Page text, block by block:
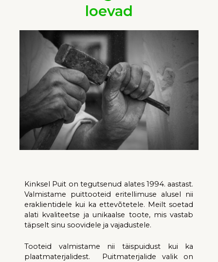
loevad
Kinksel Puit on tegutsenud alates 1994. aastast.
Valmistame puittooteid eritellimuse alusel
nii
eraklientidele kui ka ettevõtetele. Meilt soetad
alati kvaliteetse ja unikaalse toote, mis vastab
täpselt sinu soovidele ja vajadustele.
Tooteid valmistame nii täispuidust kui ka
plaatmaterjalidest.
Puitmaterjalide valik on